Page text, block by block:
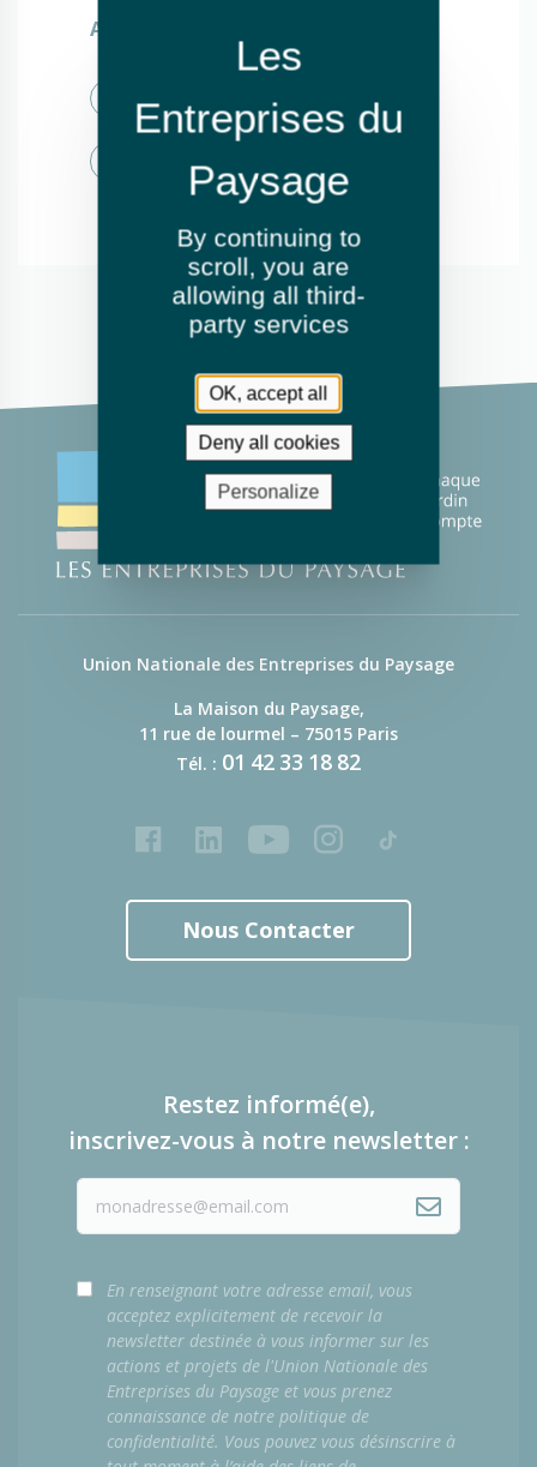
Activités
Élagage et abattage
Fauchage / Débroussaillage
Union Nationale des Entreprises du Paysage
La Maison du Paysage,
11 rue de lourmel – 75015 Paris
Tél. : 01 42 33 18 82
FacebookLinkedInYoutubeInstagram
Tiktok
Nous Contacter
Restez informé(e),
inscrivez-vous à notre newsletter :
En renseignant votre adresse email, vous
acceptez explicitement de recevoir la
newsletter destinée à vous informer sur les
actions et projets de l'Union Nationale des
Entreprises du Paysage et vous prenez
connaissance de notre politique de
confidentialité. Vous pouvez vous désinscrire à
By continuing to
scroll, you are
allowing all third-
party services
OK, accept all
Deny all cookies
Personalize